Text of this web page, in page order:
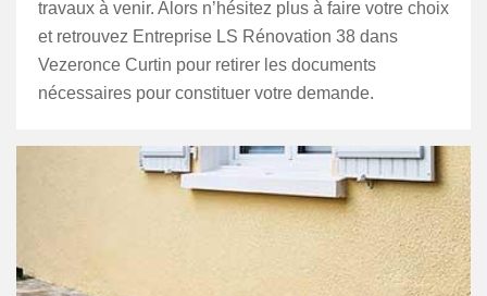
travaux à venir. Alors n’hésitez plus à faire votre choix
et retrouvez Entreprise LS Rénovation 38 dans
Vezeronce Curtin pour retirer les documents
nécessaires pour constituer votre demande.